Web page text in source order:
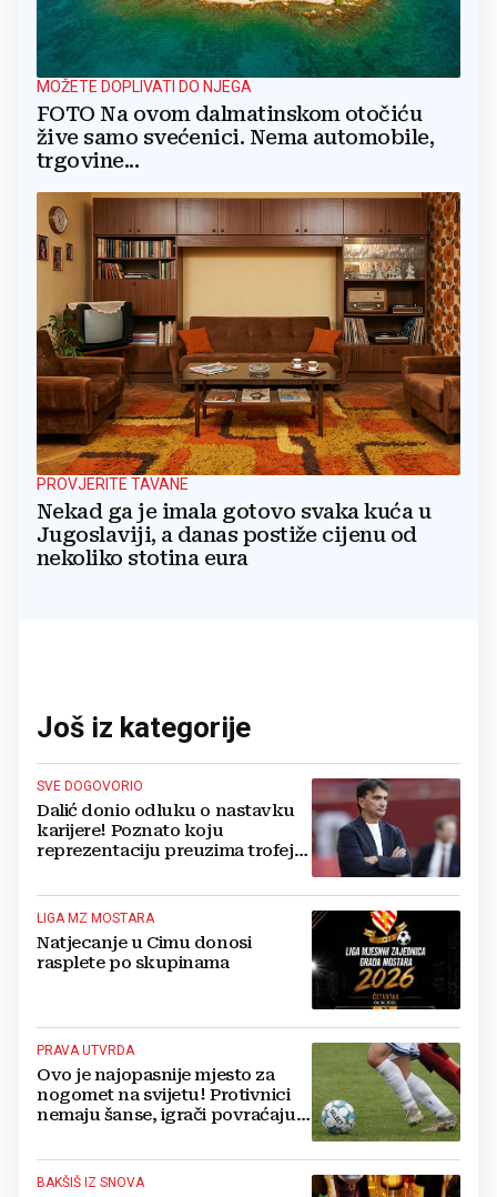
MOŽETE DOPLIVATI DO NJEGA
FOTO Na ovom dalmatinskom otočiću
žive samo svećenici. Nema automobile,
trgovine...
PROVJERITE TAVANE
Nekad ga je imala gotovo svaka kuća u
Jugoslaviji, a danas postiže cijenu od
nekoliko stotina eura
Još iz kategorije
SVE DOGOVORIO
Dalić donio odluku o nastavku
karijere! Poznato koju
reprezentaciju preuzima trofejni
LIGA MZ MOSTARA
Natjecanje u Cimu donosi
rasplete po skupinama
PRAVA UTVRDA
Ovo je najopasnije mjesto za
nogomet na svijetu! Protivnici
nemaju šanse, igrači povraćaju,
BAKŠIŠ IZ SNOVA